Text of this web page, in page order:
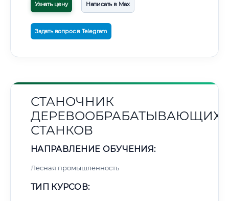
Узнать цену Написать в Max
Задать вопрос в Telegram
СТАНОЧНИК
ДЕРЕВООБРАБАТЫВАЮЩИХ
СТАНКОВ
НАПРАВЛЕНИЕ ОБУЧЕНИЯ:
Лесная промышленность
ТИП КУРСОВ: